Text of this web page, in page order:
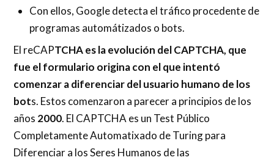
Con ellos, Google detecta el tráfico procedente de
programas automátizados o bots.
El reCAPTCHA es la evolución del CAPTCHA, que
fue el formulario origina con el que intentó
comenzar a diferenciar del usuario humano de los
bots. Estos comenzaron a parecer a principios de los
años 2000. El CAPTCHA es un Test Público
Completamente Automatixado de Turing para
Diferenciar a los Seres Humanos de las